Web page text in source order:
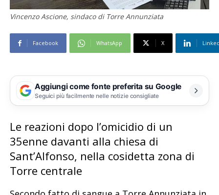
Vincenzo Ascione, sindaco di Torre Annunziata
Facebook WhatsApp X
Aggiungi come fonte preferita su Google
Seguici più facilmente nelle notizie consigliate
Le reazioni dopo l’omicidio di un
35enne davanti alla chiesa di
Sant’Alfonso, nella cosidetta zona di
Torre centrale